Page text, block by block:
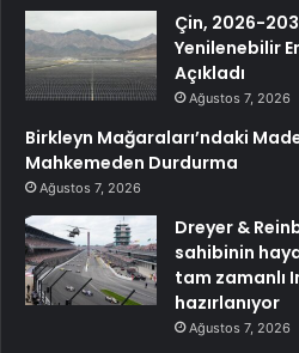
Çin, 2026-
Yenilenebilir
Açıkladı
Ağustos 7, 2026
Birkleyn Mağaraları’ndaki
Mahkemeden Durdurma
Ağustos 7, 2026
Dreyer &
sahibinin
tam zamanlı
hazırlanıyor
Ağustos 7, 2026